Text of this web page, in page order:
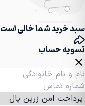
سبد خرید شما خالی است
تسویه حساب